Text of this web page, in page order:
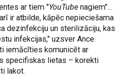
ar tiem "YouTube nagiem"...
ir atbilde, kāpēc nepieciešama
dezinfekciju un sterilizāciju, kas
infekcijas," uzsver Ance.
iemācīties komunicēt ar
specifiskas lietas – korekti
lakot.